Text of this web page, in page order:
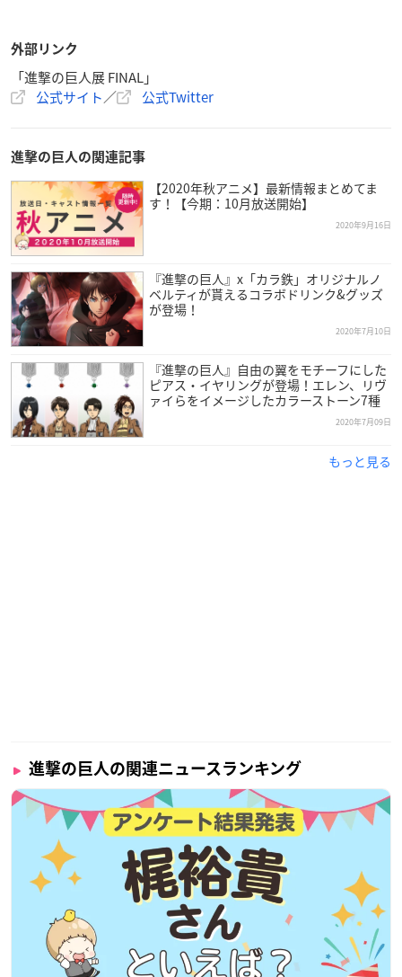
外部リンク
「進撃の巨人展 FINAL」
公式サイト／ 公式Twitter
進撃の巨人の関連記事
【2020年秋アニメ】最新情報まとめてま
す！【今期：10月放送開始】
2020年9月16日
『進撃の巨人』x「カラ鉄」オリジナルノ
ベルティが貰えるコラボドリンク&グッズ
が登場！
2020年7月10日
『進撃の巨人』自由の翼をモチーフにした
ピアス・イヤリングが登場！エレン、リヴ
ァイらをイメージしたカラーストーン7種
2020年7月09日
もっと見る
進撃の巨人の関連ニュースランキング